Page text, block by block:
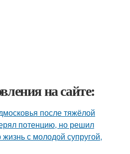
на сайте:
после тяжёлой
потенцию, но решил
с молодой супругой,